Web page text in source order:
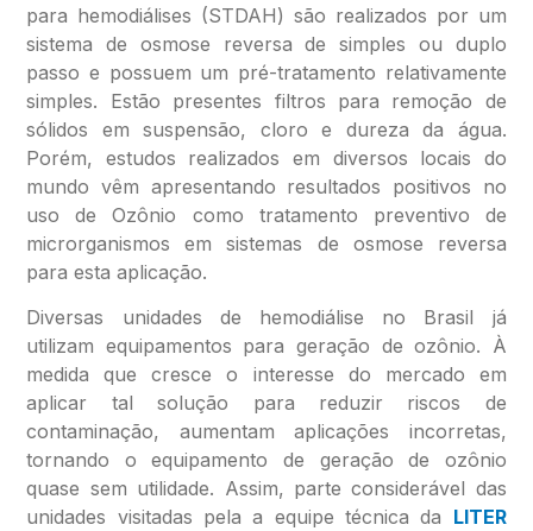
para hemodiálises (STDAH) são realizados por um
sistema de osmose reversa de simples ou duplo
passo e possuem um pré-tratamento relativamente
simples. Estão presentes filtros para remoção de
sólidos em suspensão, cloro e dureza da água.
Porém, estudos realizados em diversos locais do
mundo vêm apresentando resultados positivos no
uso de Ozônio como tratamento preventivo de
microrganismos em sistemas de osmose reversa
para esta aplicação.
Diversas unidades de hemodiálise no Brasil já
utilizam equipamentos para geração de ozônio. À
medida que cresce o interesse do mercado em
aplicar tal solução para reduzir riscos de
contaminação, aumentam aplicações incorretas,
tornando o equipamento de geração de ozônio
quase sem utilidade. Assim, parte considerável das
unidades visitadas pela a equipe técnica da LITER